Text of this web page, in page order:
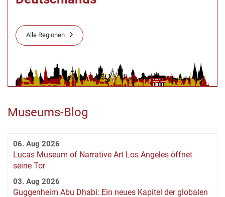
Alle Regionen
Museums-Blog
06. Aug 2026
Lucas Museum of Narrative Art Los Angeles öffnet
seine Tor
03. Aug 2026
Guggenheim Abu Dhabi: Ein neues Kapitel der globalen